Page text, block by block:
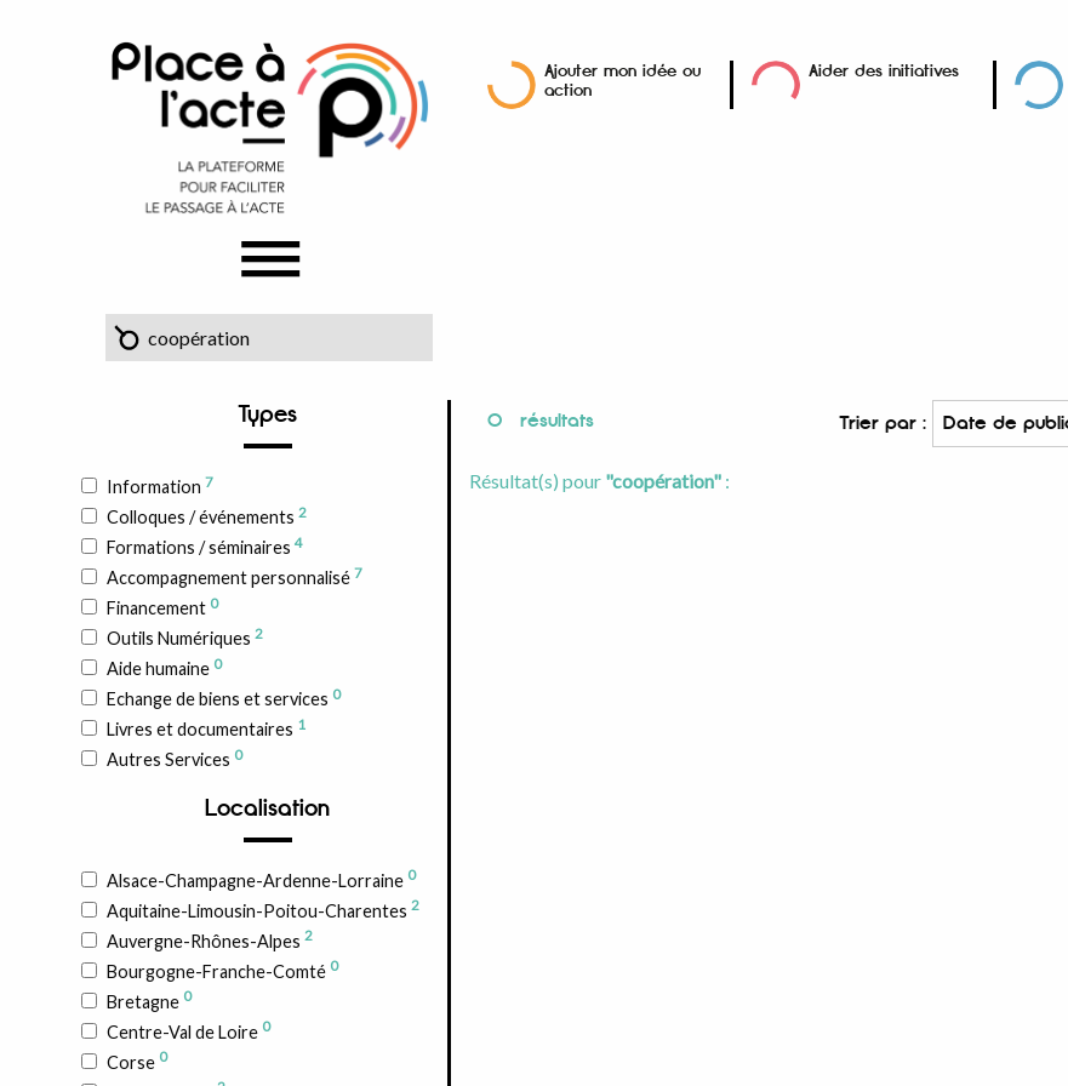
Ajouter mon idée ou
action
Aider des initiatives
Types
Information 7
Colloques / événements 2
Formations / séminaires 4
Accompagnement personnalisé 7
Financement 0
Outils Numériques 2
Aide humaine 0
Echange de biens et services 0
Livres et documentaires 1
Autres Services 0
Localisation
Alsace-Champagne-Ardenne-Lorraine 0
Aquitaine-Limousin-Poitou-Charentes 2
Auvergne-Rhônes-Alpes 2
Bourgogne-Franche-Comté 0
Bretagne 0
Centre-Val de Loire 0
Corse 0
0 résultats Trier par :
Résultat(s) pour "coopération" :